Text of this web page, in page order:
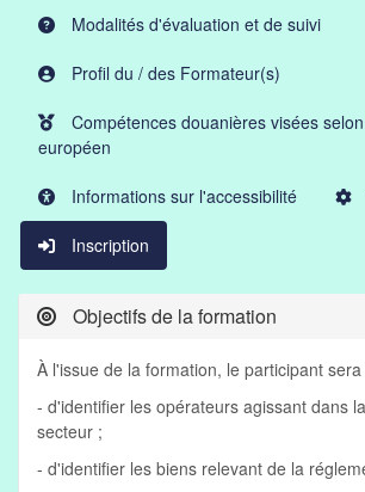
Modalités d'évaluation et de suivi
Profil du / des Formateur(s)
Compétences douanières visées
européen
Informations sur l'accessibilité
Inscription
Objectifs de la formation
À l'issue de la formation, le participant
- d'identifier les opérateurs agissant dans
secteur ;
- d'identifier les biens relevant de la